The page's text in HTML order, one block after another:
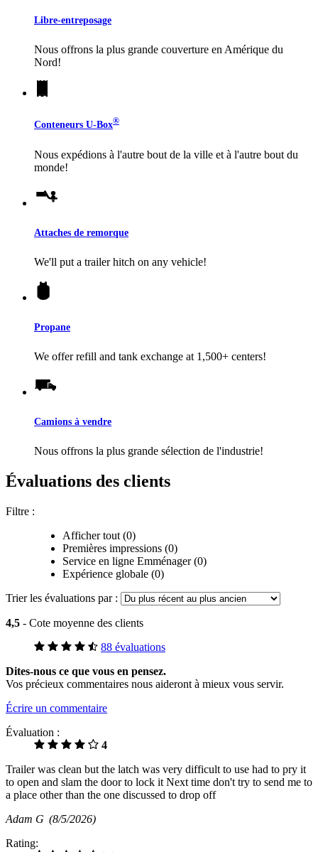
Libre-entreposage
Nous offrons la plus grande couverture en Amérique du
Nord!
Conteneurs U-Box®
Nous expédions à l'autre bout de la ville et à l'autre bout du
monde!
Attaches de remorque
We'll put a trailer hitch on any vehicle!
Propane
We offer refill and tank exchange at 1,500+ centers!
Camions à vendre
Nous offrons la plus grande sélection de l'industrie!
Évaluations des clients
Filtre :
Afficher tout (0)
Premières impressions (0)
Service en ligne Emménager (0)
Expérience globale (0)
Trier les évaluations par :
4,5 - Cote moyenne des clients
88 évaluations
Dites-nous ce que vous en pensez.
Vos précieux commentaires nous aideront à mieux vous servir.
Écrire un commentaire
Évaluation :
4
Trailer was clean but the latch was very difficult to use had to pry it
to open and slam the door to lock it Next time don't try to send me to
a place other than the one discussed to drop off
Adam G (8/5/2026)
Rating: